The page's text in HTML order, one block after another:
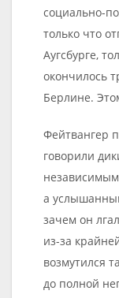
социально-
только что
Аугсбурге,
окончилось
Берлине.
Фейтвангер
говорили
а
зачем он
из-за
возмутился
до полной